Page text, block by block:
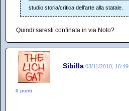
studio storia/critica dell'arte alla statale.
Quindi saresti confinata in via Noto?
Sibilla 03/11/2010, 16:49
0 punti